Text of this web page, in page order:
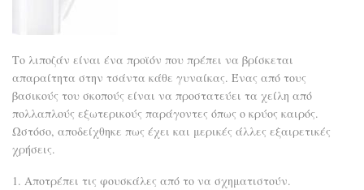
Το λιποζάν είναι ένα προϊόν που πρέπει να βρίσκεται
απαραίτητα στην τσάντα κάθε γυναίκας. Ένας από τους
βασικούς του σκοπούς είναι να προστατεύει τα χείλη από
πολλαπλούς εξωτερικούς παράγοντες όπως ο κρύος καιρός.
Ωστόσο, αποδείχθηκε πως έχει και μερικές άλλες εξαιρετικές
χρήσεις.
1. Αποτρέπει τις φουσκάλες από το να σχηματιστούν.